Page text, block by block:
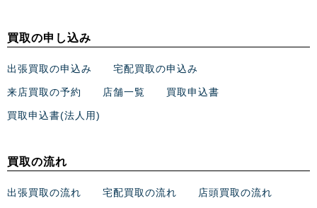
買取の申し込み
出張買取の申込み 宅配買取の申込み
来店買取の予約 店舗一覧 買取申込書
買取申込書(法人用)
買取の流れ
出張買取の流れ 宅配買取の流れ 店頭買取の流れ